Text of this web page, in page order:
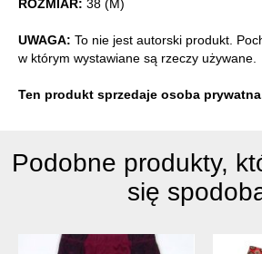
ROZMIAR: 38 (M)
UWAGA: To nie jest autorski produkt.
w którym wystawiane są rzeczy używane.
Ten produkt sprzedaje osoba
Podobne produkty,
się